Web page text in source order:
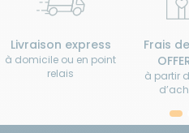
Livraison express
à domicile ou en point
relais
Frais
à partir